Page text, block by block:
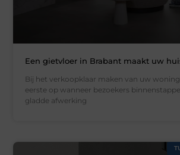
Een gietvloer in Brabant maakt uw
Bij het verkoopklaar maken van uw
eerste op wanneer bezoekers
gladde afwerking